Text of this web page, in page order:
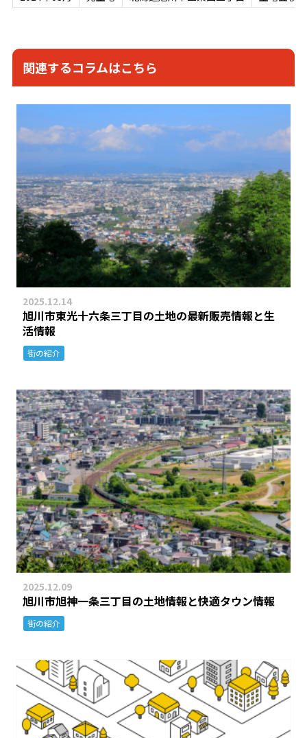
関連するコラムはこちら
2025.12.14
旭川市東光十六条三丁目の土地の最新販売情報と生
活情報
街の紹介
2025.12.09
旭川市旭神一条三丁目の土地情報と快適タウン情報
街の紹介